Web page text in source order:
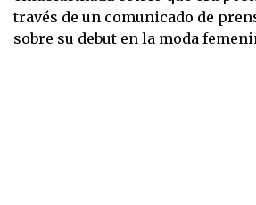
través de un comunicado de
sobre su debut en la moda